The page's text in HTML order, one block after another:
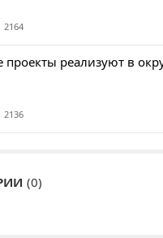
2164
реализуют в
2136
(0)